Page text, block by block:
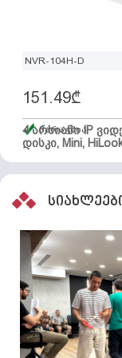
NVR-104H-D
4 არხიანი IP
დისკი, Mini,
151.49₾
მარაგშია